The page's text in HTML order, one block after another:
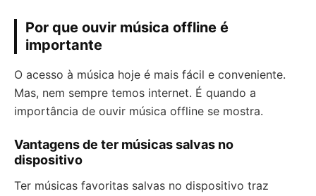
Por que ouvir música offline é
importante
O acesso à música hoje é mais fácil e conveniente.
Mas, nem sempre temos internet. É quando a
importância de ouvir música offline se mostra.
Vantagens de ter músicas salvas no
dispositivo
Ter músicas favoritas salvas no dispositivo traz